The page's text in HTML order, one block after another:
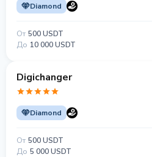
Diamond
От 500 USDT
До 10 000 USDT
Digichanger
Diamond
От 500 USDT
До 5 000 USDT